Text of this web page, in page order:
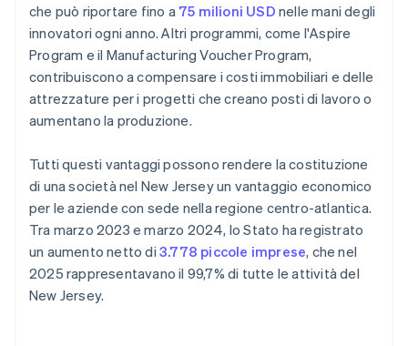
che può riportare fino a 75 milioni USD nelle mani degli
innovatori ogni anno. Altri programmi, come l'Aspire
Program e il Manufacturing Voucher Program,
contribuiscono a compensare i costi immobiliari e delle
attrezzature per i progetti che creano posti di lavoro o
aumentano la produzione.
Tutti questi vantaggi possono rendere la costituzione
di una società nel New Jersey un vantaggio economico
per le aziende con sede nella regione centro-atlantica.
Tra marzo 2023 e marzo 2024, lo Stato ha registrato
un aumento netto di 3.778 piccole imprese, che nel
2025 rappresentavano il 99,7% di tutte le attività del
New Jersey.